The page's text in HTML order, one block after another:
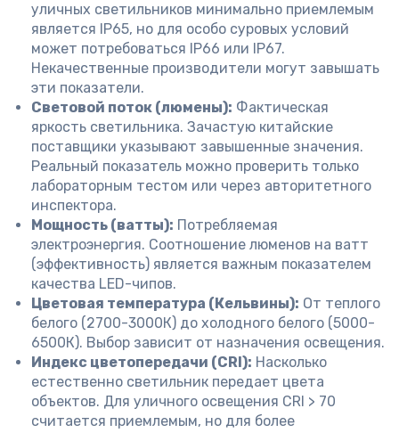
уличных светильников минимально приемлемым
является IP65, но для особо суровых условий
может потребоваться IP66 или IP67.
Некачественные производители могут завышать
эти показатели.
Световой поток (люмены): Фактическая
яркость светильника. Зачастую китайские
поставщики указывают завышенные значения.
Реальный показатель можно проверить только
лабораторным тестом или через авторитетного
инспектора.
Мощность (ватты): Потребляемая
электроэнергия. Соотношение люменов на ватт
(эффективность) является важным показателем
качества LED-чипов.
Цветовая температура (Кельвины): От теплого
белого (2700-3000К) до холодного белого (5000-
6500К). Выбор зависит от назначения освещения.
Индекс цветопередачи (CRI): Насколько
естественно светильник передает цвета
объектов. Для уличного освещения CRI > 70
считается приемлемым, но для более